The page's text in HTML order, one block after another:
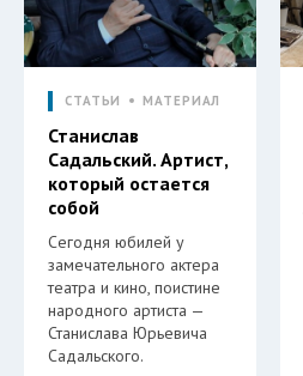
СТАТЬИ МАТЕРИАЛ
Станислав
Садальский. Артист,
который остается
собой
Сегодня юбилей у
замечательного актера
театра и кино, поистине
народного артиста —
Станислава Юрьевича
Садальского.